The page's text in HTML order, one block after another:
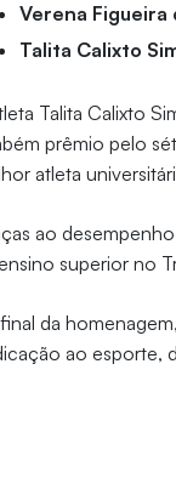
Verena Figueira
Talita Calixto
Talita Calixto
prêmio pelo
atleta
ao
superior no
da
ao esporte,